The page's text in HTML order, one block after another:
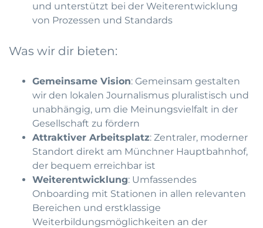
und unterstützt bei der Weiterentwicklung
von Prozessen und Standards
Was wir dir bieten:
Gemeinsame Vision: Gemeinsam gestalten
wir den lokalen Journalismus pluralistisch und
unabhängig, um die Meinungsvielfalt in der
Gesellschaft zu fördern
Attraktiver Arbeitsplatz: Zentraler, moderner
Standort direkt am Münchner Hauptbahnhof,
der bequem erreichbar ist
Weiterentwicklung: Umfassendes
Onboarding mit Stationen in allen relevanten
Bereichen und erstklassige
Weiterbildungsmöglichkeiten an der